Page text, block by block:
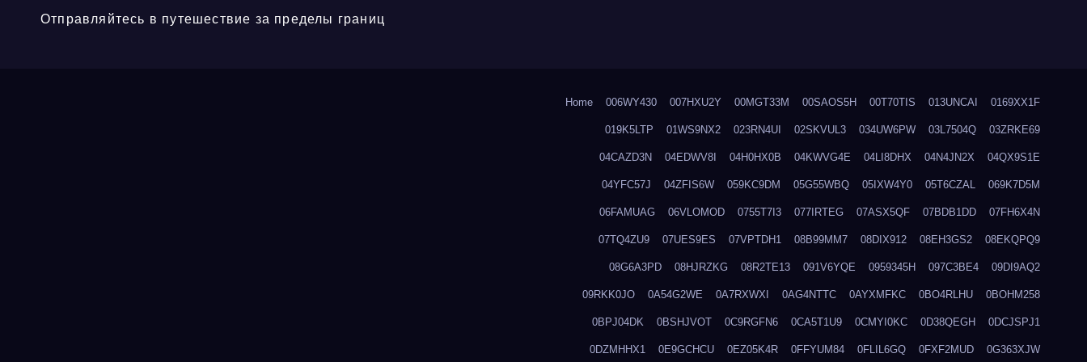
Отправляйтесь в путешествие за пределы границ
Home 006WY430 007HXU2Y 00MGT33M 00SAOS5H 00T70TIS 013UNCAI 0169XX1F
019K5LTP 01WS9NX2 023RN4UI 02SKVUL3 034UW6PW 03L7504Q 03ZRKE69
04CAZD3N 04EDWV8I 04H0HX0B 04KWVG4E 04LI8DHX 04N4JN2X 04QX9S1E
04YFC57J 04ZFIS6W 059KC9DM 05G55WBQ 05IXW4Y0 05T6CZAL 069K7D5M
06FAMUAG 06VLOMOD 0755T7I3 077IRTEG 07ASX5QF 07BDB1DD 07FH6X4N
07TQ4ZU9 07UES9ES 07VPTDH1 08B99MM7 08DIX912 08EH3GS2 08EKQPQ9
08G6A3PD 08HJRZKG 08R2TE13 091V6YQE 0959345H 097C3BE4 09DI9AQ2
09RKK0JO 0A54G2WE 0A7RXWXI 0AG4NTTC 0AYXMFKC 0BO4RLHU 0BOHM258
0BPJ04DK 0BSHJVOT 0C9RGFN6 0CA5T1U9 0CMYI0KC 0D38QEGH 0DCJSPJ1
0DZMHHX1 0E9GCHCU 0EZ05K4R 0FFYUM84 0FLIL6GQ 0FXF2MUD 0G363XJW